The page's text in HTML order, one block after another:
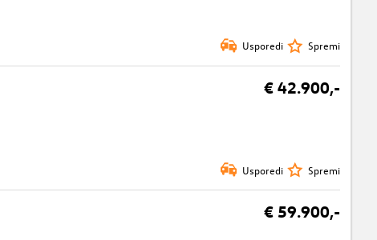
Usporedi Spremi
€ 42.900,-
Usporedi Spremi
€ 59.900,-